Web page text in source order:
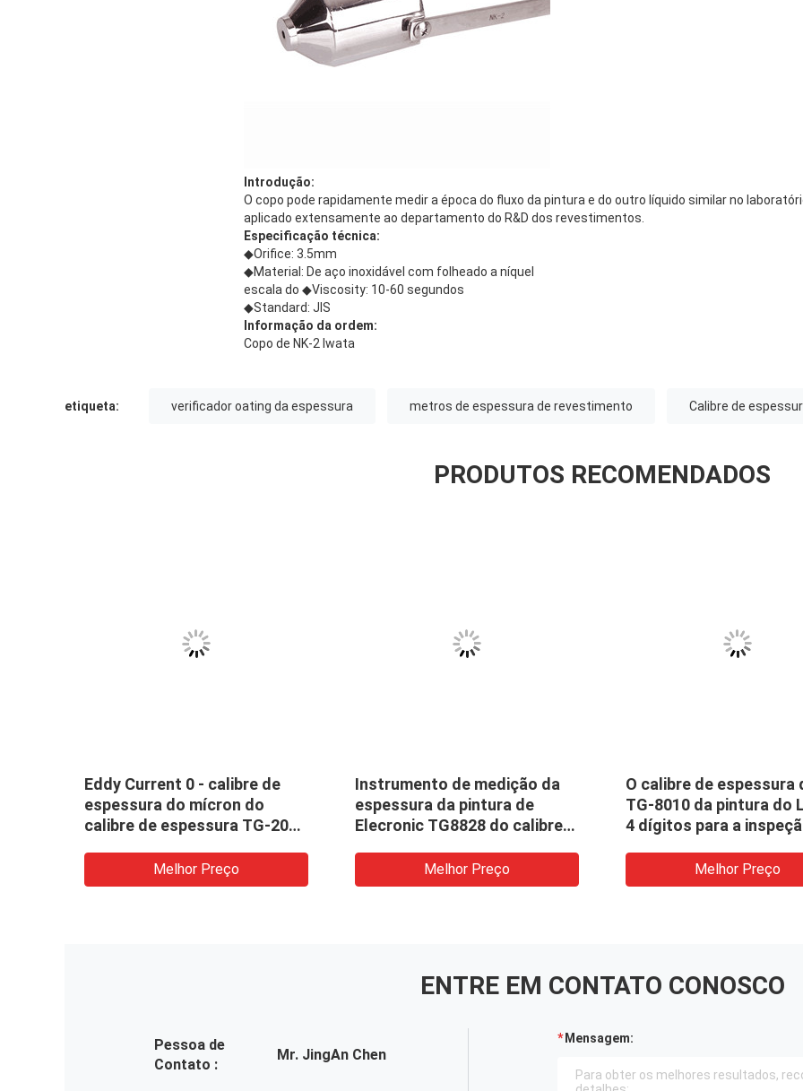
Introdução:
O copo pode rapidamente medir a época do fluxo da pintura e do outro líquido similar no
aplicado extensamente ao departamento do R&D dos revestimentos.
Especificação técnica:
◆Orifice: 3.5mm
◆Material: De aço inoxidável com folheado a níquel
escala do ◆Viscosity: 10-60 segundos
◆Standard: JIS
Informação da ordem:
Copo de NK-2 Iwata
etiqueta: verificador oating da espessura metros de espessura de revestimento Calibre de
PRODUTOS RECOMENDADOS
Eddy Current 0 - calibre de
espessura do mícron do
calibre de espessura TG-2000
Melhor Preço
Instrumento de medição da
espessura da pintura de
Elecronic TG8828 do calibre
revestimento do filme seco
Melhor Preço
O calibre de espessura
TG-8010 da pintura do
4 dígitos para a
Melhor Preço
ENTRE EM CONTATO CONOSCO
Pessoa de
Contato :
Mr. JingAn Chen
Mensagem: